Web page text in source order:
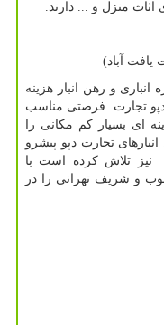
اثاث منزل و ... دارند.
یافت آباد)
و رهن انبار هزینه
دپو تجارت فرصتی مناسب
ای بسیار کم مکانی را
تجارت دپو پیشرو
نیز تلاش کرده است با
و شریف تهرانی را در